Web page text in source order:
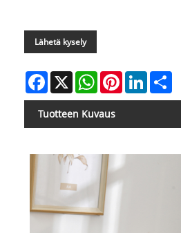
Lähetä kysely
Facebook
X WhatsAppPinterestLinkedIn
Tuotteen Kuvaus